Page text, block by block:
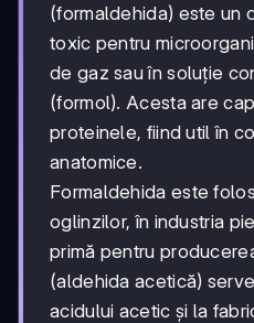
(formaldehida) este un
toxic pentru
de gaz sau în soluție
(formol). Acesta are
proteinele, fiind util în
anatomice.
Formaldehida este
oglinzilor, în industria
primă pentru
(aldehida acetică)
acidului acetic și la